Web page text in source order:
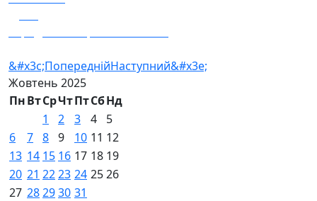
&#x3c;ПопереднійНаступний&#x3e;
Жовтень 2025
ПнВтСрЧтПтСбНд
1
2 3 4
5
6
7 8 9 10 11 12
13 14 15 16 17 18 19
20 21 2223 24 2526
27 282930 31